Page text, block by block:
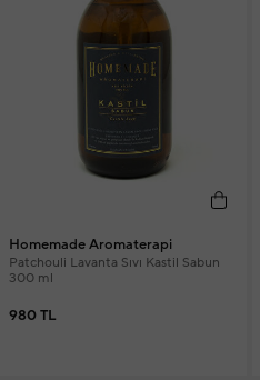
Homemade Aromaterapi
Patchouli Lavanta Sıvı Kastil Sabun
300 ml
980 TL